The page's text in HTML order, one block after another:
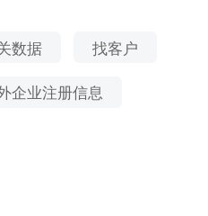
业信息数据库搜集处
用调查 、企业信用等级认
如果想要获取更多数据或
线客服获取相关资料或
数据 找客户
企业注册信息